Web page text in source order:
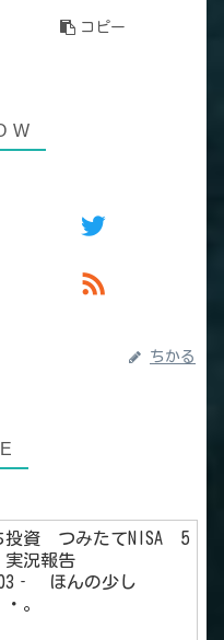
コピー
ちかる
投資 つみたてNISA 5
実況報告
ほんの少し
。